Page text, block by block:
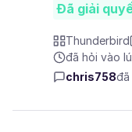
Đã giải
Thunderbird
đã hỏi vào
chris758đã